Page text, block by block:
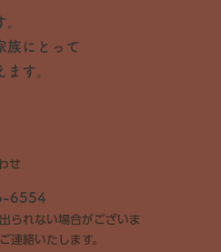
族にとって
す。
せ
6554
られない場合がございま
連絡いたします。